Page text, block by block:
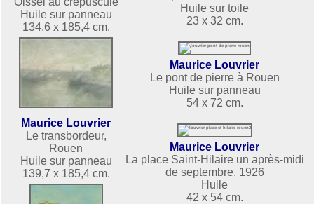
Huile sur panneau
134,6 x 185,4 cm.
Maurice Louvrier
Le transbordeur,
Rouen
Huile sur panneau
139,7 x 185,4 cm.
Huile sur toile
23 x 32 cm.
Maurice Louvrier
Le pont de pierre à Rouen
Huile sur panneau
54 x 72 cm.
Maurice Louvrier
La place Saint-Hilaire un après-midi
de septembre, 1926
Huile
42 x 54 cm.